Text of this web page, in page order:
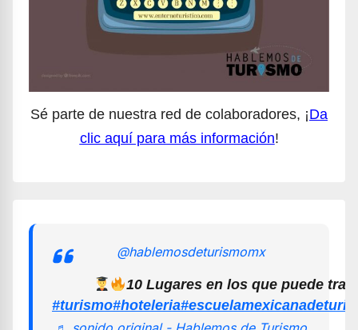
Sé parte de nuestra red de colaboradores, ¡Da
clic aquí para más información!
@hablemosdeturismomx
10 Lugares en los que puede
#turismo#hoteleria